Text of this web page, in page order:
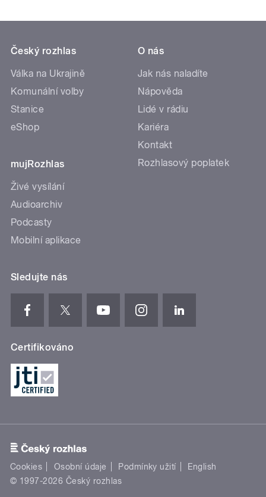
Český rozhlas
Válka na Ukrajině
Komunální volby
Stanice
eShop
mujRozhlas
Živé vysílání
Audioarchiv
Podcasty
Mobilní aplikace
O nás
Jak nás naladíte
Nápověda
Lidé v rádiu
Kariéra
Kontakt
Rozhlasový poplatek
Sledujte nás
Certifikováno
Cookies Osobní údaje Podmínky užití
English
© 1997-2026 Český rozhlas